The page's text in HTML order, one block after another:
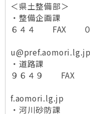
＜県土整備部＞
・整備企画課
６４４ FAX ０１
e-
u@pref.aomori.lg.jp
・道路課
９６４９ FAX ０
e-
f.aomori.lg.jp
・河川砂防課